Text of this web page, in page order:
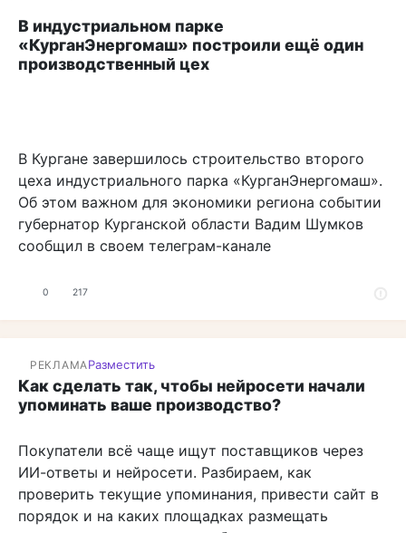
В индустриальном парке
«КурганЭнергомаш» построили ещё один
производственный цех
В Кургане завершилось строительство второго
цеха индустриального парка «КурганЭнергомаш».
Об этом важном для экономики региона событии
губернатор Курганской области Вадим Шумков
сообщил в своем телеграм-канале
0 217
РЕКЛАМАРазместить
Как сделать так, чтобы нейросети начали
упоминать ваше производство?
Покупатели всё чаще ищут поставщиков через
ИИ-ответы и нейросети. Разбираем, как
проверить текущие упоминания, привести сайт в
порядок и на каких площадках размещать